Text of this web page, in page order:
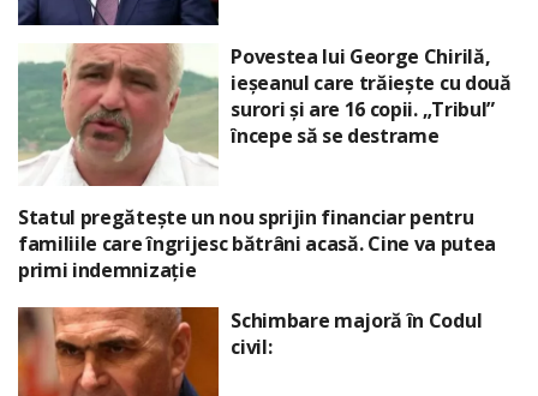
Povestea lui George Chirilă,
ieșeanul care trăiește cu două
surori și are 16 copii. „Tribul”
începe să se destrame
Statul pregătește un nou sprijin financiar pentru
familiile care îngrijesc bătrâni acasă. Cine va putea
primi indemnizație
Schimbare majoră în Codul
civil: